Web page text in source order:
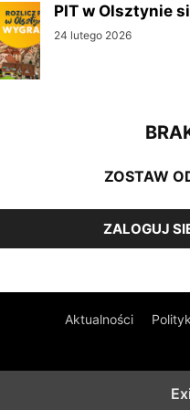
PIT w Olsztynie
24 lutego 2026
ZOSTAW
ZALOGUJ
Aktualności